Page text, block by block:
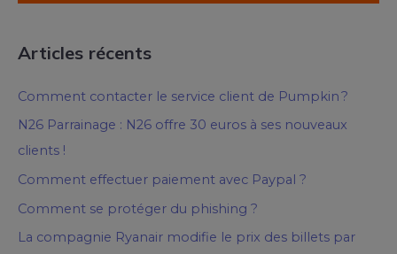
Articles récents
Comment contacter le service client de Pumpkin ?
N26 Parrainage : N26 offre 30 euros à ses nouveaux
clients !
Comment effectuer paiement avec Paypal ?
Comment se protéger du phishing ?
La compagnie Ryanair modifie le prix des billets par